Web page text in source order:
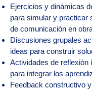
Ejercicios y dinámicas
para simular y practicar
de comunicación en
Discusiones grupales
ideas para construir
Actividades de reflexión
para integrar los
Feedback constructivo